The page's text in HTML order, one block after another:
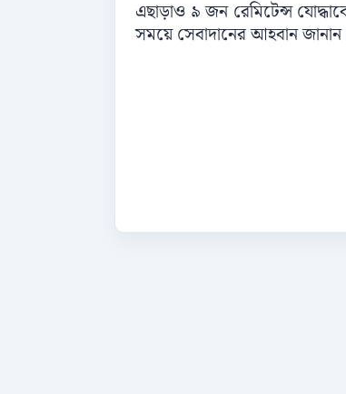
এছাড়াও ৯ জন রেমিটেন্স
সময়ে সেবাদানের আহবান